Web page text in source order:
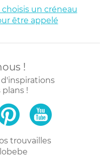
choisis un créneau
être appelé
!
!
trouvailles